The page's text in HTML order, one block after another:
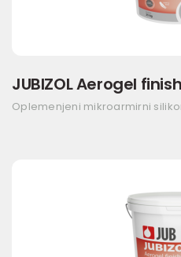
JUBIZOL Aerogel
Oplemenjeni mikroarmirni